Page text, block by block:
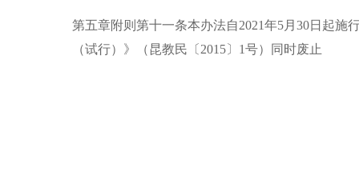
第五章附则第十一条本办法自2021年5月30日起施
（试行）》（昆教民〔2015〕1号）同时废止